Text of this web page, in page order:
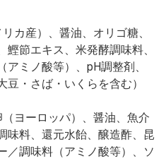
リカ産）、醤油、オリゴ糖、
鰹節エキス、米発酵調味料、
アミノ酸等）、pH調整剤、
豆・さば・いくらを含む）
（ヨーロッパ）、醤油、魚介
味料、還元水飴、醸造酢、昆
／調味料（アミノ酸等）、ソ